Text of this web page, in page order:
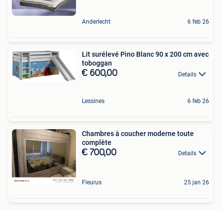
Anderlecht 6 feb 26
Lit surélevé Pino Blanc 90 x 200 cm avec
toboggan
€ 600,00 Details
Lessines 6 feb 26
Chambres à coucher moderne toute
complète
€ 700,00 Details
Fleurus 25 jan 26